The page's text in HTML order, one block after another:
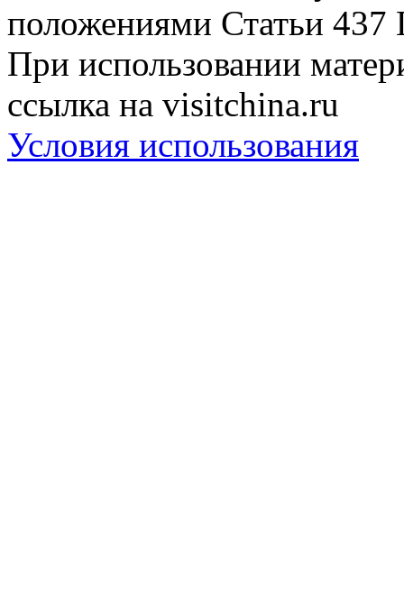
положениями Статьи 437
При использовании
ссылка на visitchina.ru
Условия использования